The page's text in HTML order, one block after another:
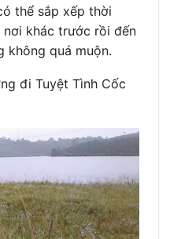
thể sắp xếp thời
nơi khác trước rồi đến
không quá muộn.
đi Tuyệt Tình Cốc